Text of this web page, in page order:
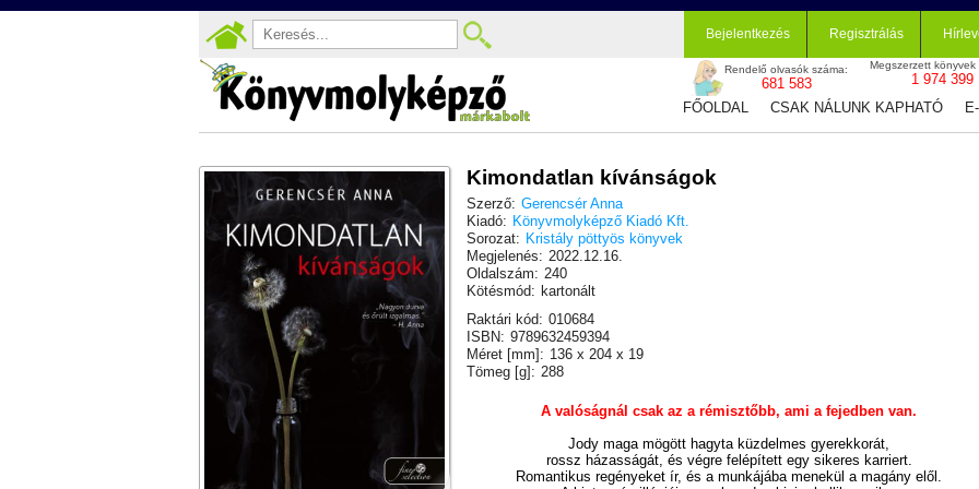
Bejelentkezés Regisztrálás
Rendelő olvasók száma:
681 583
Megszerzett könyvek
1 974 399
FŐOLDAL
CSAK NÁLUNK KAPHATÓ
Kimondatlan kívánságok
Szerző: Gerencsér Anna
Kiadó: Könyvmolyképző Kiadó Kft.
Sorozat: Kristály pöttyös könyvek
Megjelenés: 2022.12.16.
Oldalszám: 240
Kötésmód: kartonált
Raktári kód: 010684
ISBN: 9789632459394
Méret [mm]: 136 x 204 x 19
Tömeg [g]: 288
A valóságnál csak az a rémisztőbb, ami a fejedben van.
Jody maga mögött hagyta küzdelmes gyerekkorát,
rossz házasságát, és végre felépített egy sikeres karriert.
Romantikus regényeket ír, és a munkájába menekül a magány elől.